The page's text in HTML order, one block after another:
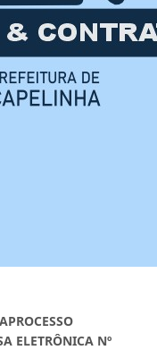
ELETRÔNICA Nº